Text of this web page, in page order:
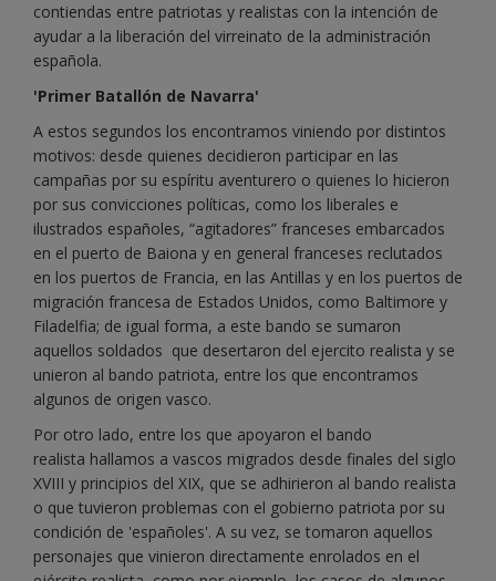
contiendas entre patriotas y realistas con la intención de
ayudar a la liberación del virreinato de la administración
española.
'Primer Batallón de Navarra'
A estos segundos los encontramos viniendo por distintos
motivos: desde quienes decidieron participar en las
campañas por su espíritu aventurero o quienes lo hicieron
por sus convicciones políticas, como los liberales e
ilustrados españoles, “agitadores” franceses embarcados
en el puerto de Baiona y en general franceses reclutados
en los puertos de Francia, en las Antillas y en los puertos de
migración francesa de Estados Unidos, como Baltimore y
Filadelfia; de igual forma, a este bando se sumaron
aquellos soldados que desertaron del ejercito realista y se
unieron al bando patriota, entre los que encontramos
algunos de origen vasco.
Por otro lado, entre los que apoyaron el bando
realista hallamos a vascos migrados desde finales del siglo
XVIII y principios del XIX, que se adhirieron al bando realista
o que tuvieron problemas con el gobierno patriota por su
condición de 'españoles'. A su vez, se tomaron aquellos
personajes que vinieron directamente enrolados en el